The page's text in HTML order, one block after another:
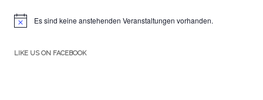
HinweisEs sind keine anstehenden Veranstaltungen vorhanden.
LIKE US ON FACEBOOK